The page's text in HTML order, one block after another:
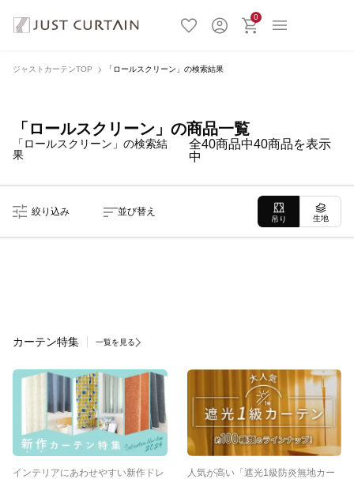
0
ジャストカーテンTOP 「ロールスクリーン」の検索結果
「ロールスクリーン」の商品一覧
「ロールスクリーン」の検索結
果
全40商品中40商品を表示
中
絞り込み 並び替え
吊り 生地
カーテン特集 一覧を見る
インテリアにあわせやすい新作ドレ
人気が高い「遮光1級防炎無地カー